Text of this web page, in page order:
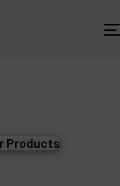
Products